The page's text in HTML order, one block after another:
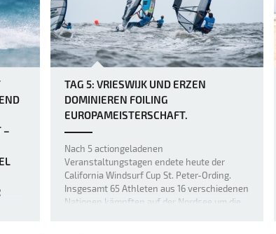
–
TAG 5: VRIESWIJK UND ERZEN
DOMINIEREN FOILING
EUROPAMEISTERSCHAFT.
Nach 5 actiongeladenen
Veranstaltungstagen endete heute der
California Windsurf Cup St. Peter-Ording.
Insgesamt 65 Athleten aus 16 verschiedenen
Nationen kämpften auf der Nordsee um die